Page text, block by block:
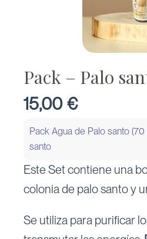
Pack – Palo
15,00€
Pack Agua de Palo santo
santo
Este Set contiene una
colonia de palo santo y
Se utiliza para purificar